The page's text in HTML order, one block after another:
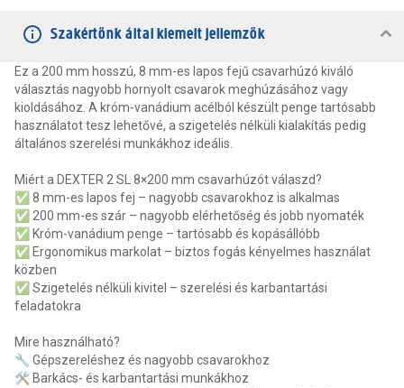
Szakértőnk által kiemelt jellemzők
Ez a 200 mm hosszú, 8 mm-es lapos fejű csavarhúzó kiváló
választás nagyobb hornyolt csavarok meghúzásához vagy
kioldásához. A króm-vanádium acélból készült penge tartósabb
használatot tesz lehetővé, a szigetelés nélküli kialakítás pedig
általános szerelési munkákhoz ideális.
Miért a DEXTER 2 SL 8×200 mm csavarhúzót válaszd?
✅ 8 mm-es lapos fej – nagyobb csavarokhoz is alkalmas
✅ 200 mm-es szár – nagyobb elérhetőség és jobb nyomaték
✅ Króm-vanádium penge – tartósabb és kopásállóbb
✅ Ergonomikus markolat – biztos fogás kényelmes használat
közben
✅ Szigetelés nélküli kivitel – szerelési és karbantartási
feladatokra
Mire használható?
🔧 Gépszereléshez és nagyobb csavarokhoz
🛠️ Barkács- és karbantartási munkákhoz